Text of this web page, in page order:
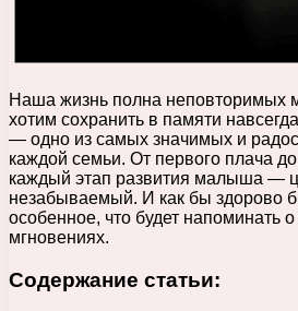
Наша жизнь полна неповторимых
хотим сохранить в памяти
— одно из самых значимых и
каждой семьи. От первого плача
каждый этап развития малыша —
незабываемый. И как бы здорово
особенное, что будет напоминать
мгновениях.
Содержание статьи: